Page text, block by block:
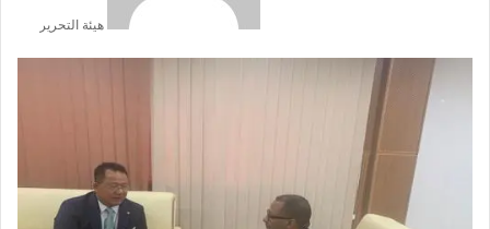
هيئة التحرير